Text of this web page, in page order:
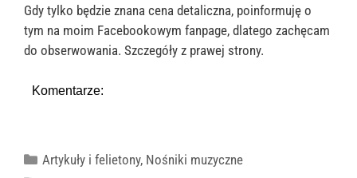
Gdy tylko będzie znana cena detaliczna, poinformuję o
tym na moim Facebookowym fanpage, dlatego zachęcam
do obserwowania. Szczegóły z prawej strony.
Komentarze:
Kategorie
Artykuły i felietony, Nośniki muzyczne